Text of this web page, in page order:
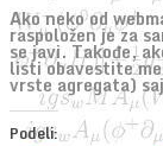
Ako neko od
raspoložen je za
se javi. Takođe,
listi obavestite
vrste agregata)
Podeli: